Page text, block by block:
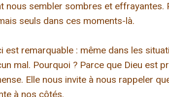
nous sembler sombres et
seuls dans ces moments-là.
est remarquable : même dans les
mal. Pourquoi ? Parce que Dieu est
Elle nous invite à nous rappeler
à nos côtés.